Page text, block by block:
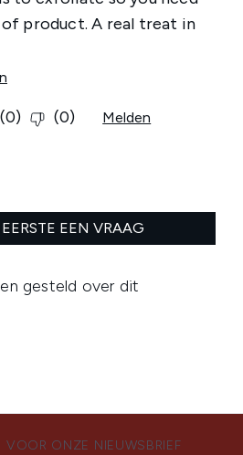
VOOR ONZE NIEUWSBRIEF